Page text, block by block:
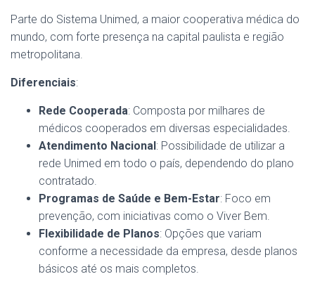
Parte do Sistema Unimed, a maior cooperativa médica do
mundo, com forte presença na capital paulista e região
metropolitana.
Diferenciais:
Rede Cooperada: Composta por milhares de
médicos cooperados em diversas especialidades.
Atendimento Nacional: Possibilidade de utilizar a
rede Unimed em todo o país, dependendo do plano
contratado.
Programas de Saúde e Bem-Estar: Foco em
prevenção, com iniciativas como o Viver Bem.
Flexibilidade de Planos: Opções que variam
conforme a necessidade da empresa, desde planos
básicos até os mais completos.